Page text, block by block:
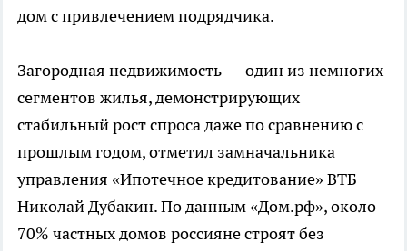
дом с привлечением подрядчика.
Загородная недвижимость — один из немногих
сегментов жилья, демонстрирующих
стабильный рост спроса даже по сравнению с
прошлым годом, отметил замначальника
управления «Ипотечное кредитование» ВТБ
Николай Дубакин. По данным «Дом.рф», около
70% частных домов россияне строят без